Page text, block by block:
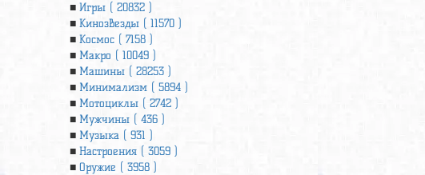
Игры ( 20832 )
Кинозвезды ( 11570 )
Космос ( 7158 )
Макро ( 10049 )
Машины ( 28253 )
Минимализм ( 5894 )
Мотоциклы ( 2742 )
Мужчины ( 436 )
Музыка ( 931 )
Настроения ( 3059 )
Оружие ( 3958 )